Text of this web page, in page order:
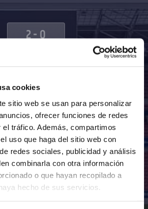
cookies
sitio web se usan para personalizar
ofrecer funciones de redes
tráfico. Además, compartimos
uso que haga del sitio web con
redes sociales, publicidad y análisis
combinarla con otra información
o que hayan recopilado a
hecho de sus servicios.
2-0